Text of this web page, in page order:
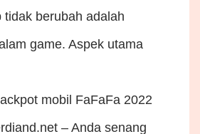
tidak berubah adalah
game. Aspek utama
mobil FaFaFa 2022
– Anda senang